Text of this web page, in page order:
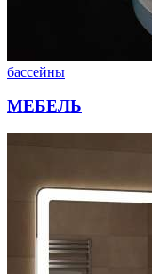
бассейны
МЕБЕЛЬ